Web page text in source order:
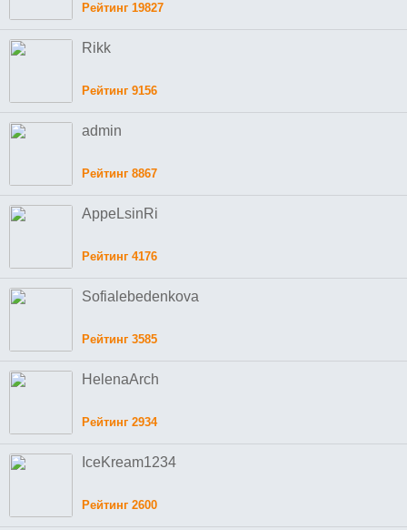
Рейтинг 19827
Rikk
Рейтинг 9156
admin
Рейтинг 8867
AppeLsinRi
Рейтинг 4176
Sofialebedenkova
Рейтинг 3585
HelenaArch
Рейтинг 2934
IceKream1234
Рейтинг 2600